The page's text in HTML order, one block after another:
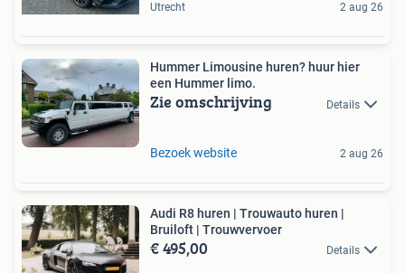
Utrecht 2 aug 26
Hummer Limousine huren? huur hier
een Hummer limo.
Zie omschrijving Details
Bezoek website 2 aug 26
Audi R8 huren | Trouwauto huren |
Bruiloft | Trouwvervoer
€ 495,00 Details